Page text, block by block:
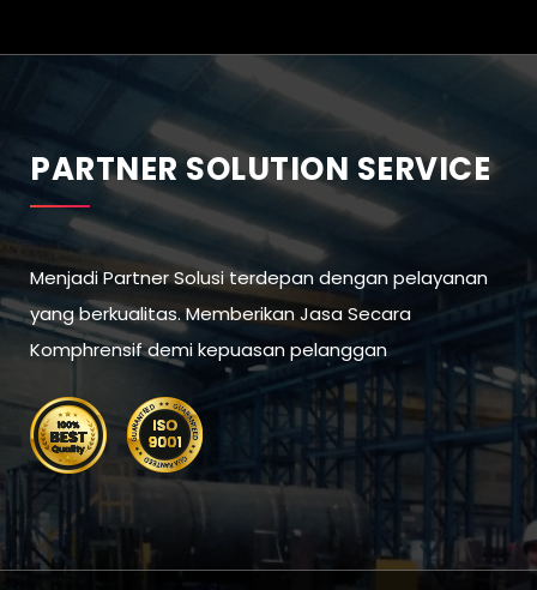
PARTNER SOLUTION SERVICE
Menjadi Partner Solusi terdepan dengan pelayanan
yang berkualitas. Memberikan Jasa Secara
Komphrensif demi kepuasan pelanggan